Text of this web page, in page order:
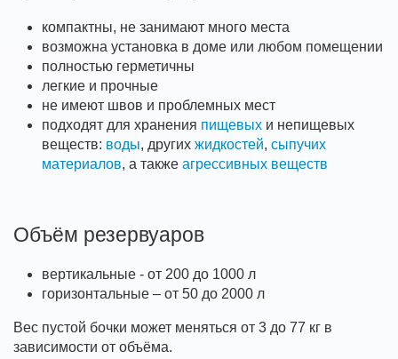
компактны, не занимают много места
возможна установка в доме или любом помещении
полностью герметичны
легкие и прочные
не имеют швов и проблемных мест
подходят для хранения пищевых и непищевых
веществ: воды, других жидкостей, сыпучих
материалов, а также агрессивных веществ
Объём резервуаров
вертикальные - от 200 до 1000 л
горизонтальные – от 50 до 2000 л
Вес пустой бочки может меняться от 3 до 77 кг в
зависимости от объёма.